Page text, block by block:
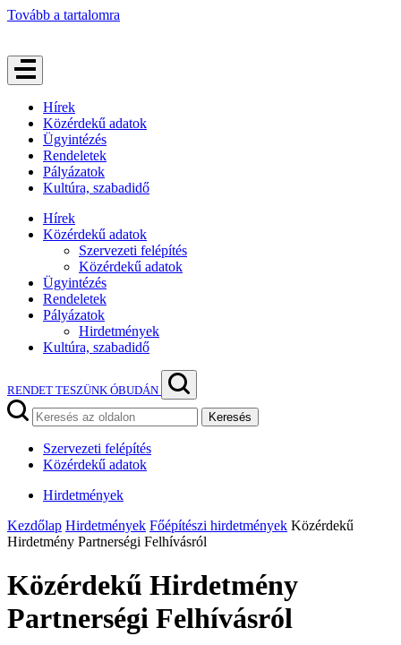
Tovább a tartalomra
Hírek
Közérdekű adatok
Ügyintézés
Rendeletek
Pályázatok
Kultúra, szabadidő
Hírek
Közérdekű adatok
Szervezeti felépítés
Közérdekű adatok
Ügyintézés
Rendeletek
Pályázatok
Hirdetmények
Kultúra, szabadidő
RENDET TESZÜNK ÓBUDÁN
Keresés
Szervezeti felépítés
Közérdekű adatok
Hirdetmények
Kezdőlap Hirdetmények Főépítészi hirdetmények Közérdekű
Hirdetmény Partnerségi Felhívásról
Közérdekű Hirdetmény
Partnerségi Felhívásról